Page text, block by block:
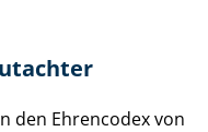
den Ehrencodex von